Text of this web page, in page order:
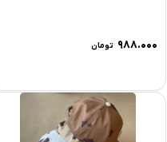
۹۸۸.۰۰۰ تومان